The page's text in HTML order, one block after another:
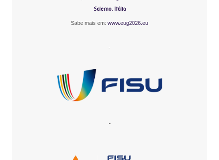
Salerno, Itália
Sabe mais em: www.eug2026.eu
-
-